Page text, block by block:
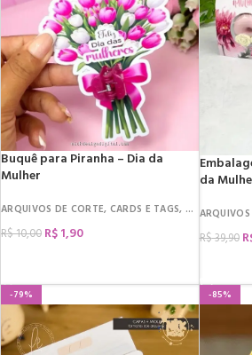
Buquê para Piranha – Dia da
Mulher
ARQUIVOS DE CORTE, CARDS E TAGS, DATAS
R$10,00 R$1,90
da
R$39,90
-79% -85%